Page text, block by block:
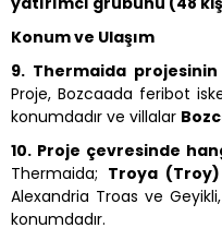
Konum ve Ulaşım
9. Thermaida projesinin
Proje, Bozcaada feribot
konumdadır ve villalar
10. Proje çevresinde
Thermaida; Troya
Alexandria Troas ve
konumdadır.